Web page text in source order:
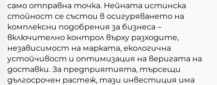
само отправна точка. Нейната истинска
стойност се състои в осигуряването на
комплексни подобрения за бизнеса –
включително контрол върху разходите,
независимост на марката, екологична
устойчивост и оптимизация на веригата на
доставки. За предприятията, търсещи
дългосрочен растеж, тази инвестиция има